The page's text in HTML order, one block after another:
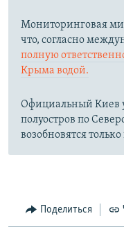
Мониторинговая
что, согласно
полную
Крыма водой.
Официальный Киев
полуостров по
возобновятся
Поделиться